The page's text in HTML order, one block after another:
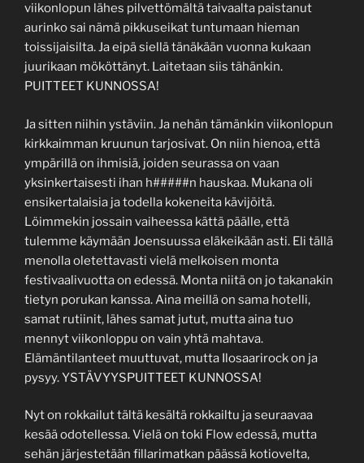
viikonlopun lähes pilvettömältä taivaalta paistanut
aurinko sai nämä pikkuseikat tuntumaan hieman
toissijaisilta. Ja eipä siellä tänäkään vuonna kukaan
juurikaan mököttänyt. Laitetaan siis tähänkin.
PUITTEET KUNNOSSA!
Ja sitten niihin ystäviin. Ja nehän tämänkin viikonlopun
kirkkaimman kruunun tarjosivat. On niin hienoa, että
ympärillä on ihmisiä, joiden seurassa on vaan
yksinkertaisesti ihan h#####n hauskaa. Mukana oli
ensikertalaisia ja todella kokeneita kävijöitä.
Löimmekin jossain vaiheessa kättä päälle, että
tulemme käymään Joensuussa eläkeikään asti. Eli tällä
menolla oletettavasti vielä melkoisen monta
festivaalivuotta on edessä. Monta niitä on jo takanakin
tietyn porukan kanssa. Aina meillä on sama hotelli,
samat rutiinit, lähes samat jutut, mutta aina tuo
mennyt viikonloppu on vain yhtä mahtava.
Elämäntilanteet muuttuvat, mutta Ilosaarirock on ja
pysyy. YSTÄVYYSPUITTEET KUNNOSSA!
Nyt on rokkailut tältä kesältä rokkailtu ja seuraavaa
kesää odotellessa. Vielä on toki Flow edessä, mutta
sehän järjestetään fillarimatkan päässä kotiovelta,